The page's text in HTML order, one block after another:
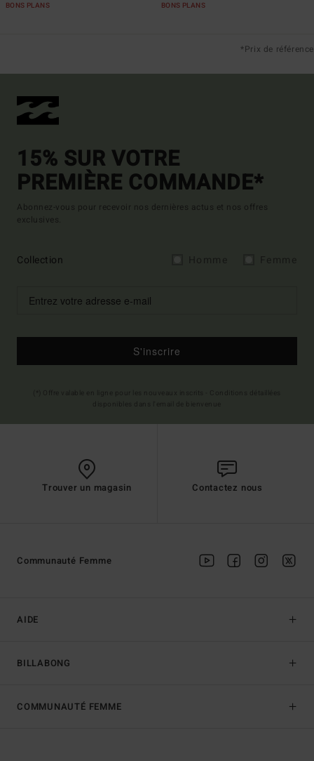
BONS PLANS BONS PLANS
*Prix de référence
15% SUR VOTRE
PREMIÈRE COMMANDE*
Abonnez-vous pour recevoir nos dernières actus et nos offres
exclusives.
Collection
S'inscrire
Trouver un magasin Contactez nous
AIDE
BILLABONG
Communauté Femme
COMMUNAUTÉ FEMME